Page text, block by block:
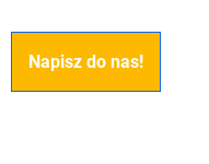
Napisz do nas!